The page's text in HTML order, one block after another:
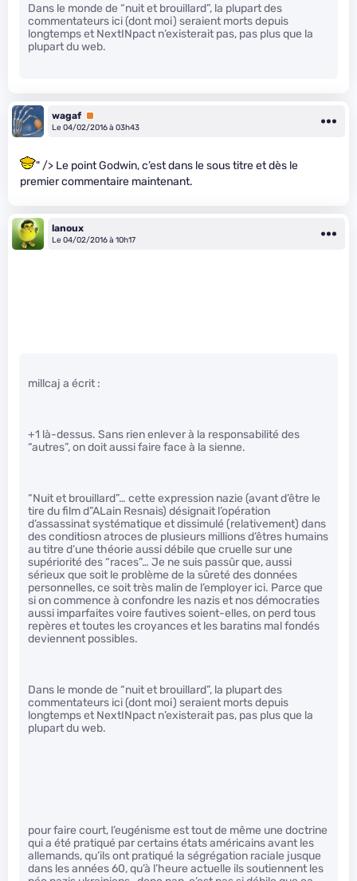
Dans le monde de “nuit et brouillard”, la plupart des
commentateurs ici (dont moi) seraient morts depuis
longtemps et NextINpact n’existerait pas, pas plus que la
plupart du web.
wagaf Premium
Le 04/02/2016 à 03h43
" /> Le point Godwin, c’est dans le sous titre et dès le
premier commentaire maintenant.
lanoux
Le 04/02/2016 à 10h17
millcaj a écrit :
+1 là-dessus. Sans rien enlever à la responsabilité des
“autres”, on doit aussi faire face à la sienne.
“Nuit et brouillard”… cette expression nazie (avant d’être le
tire du film d”ALain Resnais) désignait l’opération
d’assassinat systématique et dissimulé (relativement) dans
des conditiosn atroces de plusieurs millions d’êtres humains
au titre d’une théorie aussi débile que cruelle sur une
supériorité des “races”… Je ne suis passûr que, aussi
sérieux que soit le problème de la sûreté des données
personnelles, ce soit très malin de l’employer ici. Parce que
si on commence à confondre les nazis et nos démocraties
aussi imparfaites voire fautives soient-elles, on perd tous
repères et toutes les croyances et les baratins mal fondés
deviennent possibles.
Dans le monde de “nuit et brouillard”, la plupart des
commentateurs ici (dont moi) seraient morts depuis
longtemps et NextINpact n’existerait pas, pas plus que la
plupart du web.
pour faire court, l’eugénisme est tout de même une doctrine
qui a été pratiqué par certains états américains avant les
allemands, qu’ils ont pratiqué la ségrégation raciale jusque
dans les années 60, qu’à l’heure actuelle ils soutiennent les